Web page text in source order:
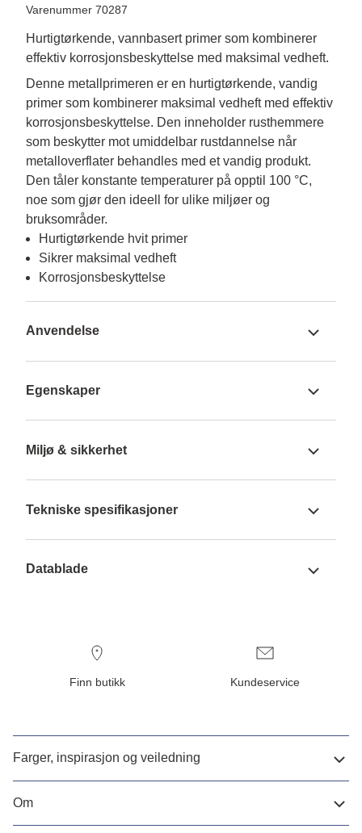
Varenummer 70287
Hurtigtørkende, vannbasert primer som kombinerer
effektiv korrosjonsbeskyttelse med maksimal vedheft.
Denne metallprimeren er en hurtigtørkende, vandig
primer som kombinerer maksimal vedheft med effektiv
korrosjonsbeskyttelse. Den inneholder rusthemmere
som beskytter mot umiddelbar rustdannelse når
metalloverflater behandles med et vandig produkt.
Den tåler konstante temperaturer på opptil 100 °C,
noe som gjør den ideell for ulike miljøer og
bruksområder.
Hurtigtørkende hvit primer
Sikrer maksimal vedheft
Korrosjonsbeskyttelse
Anvendelse
Egenskaper
Miljø & sikkerhet
Tekniske spesifikasjoner
Datablade
Finn butikk Kundeservice
Farger, inspirasjon og veiledning
Om